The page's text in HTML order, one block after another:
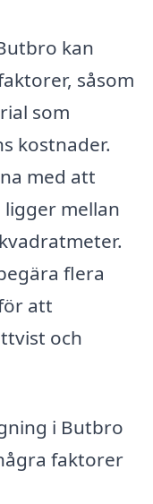
kan
såsom
som
kostnader.
med att
mellan
flera
att
och
i Butbro
faktorer